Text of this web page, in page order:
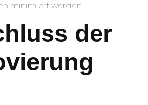
minimiert werden.
der